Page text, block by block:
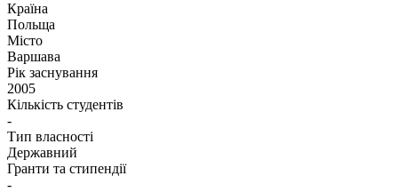
Країна
Польща
Місто
Варшава
Рік заснування
2005
Кількість студентів
-
Тип власності
Державний
Гранти та стипендії
-